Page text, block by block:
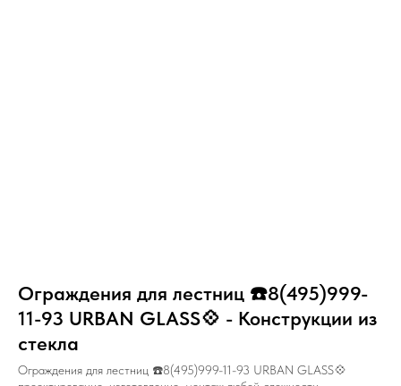
Ограждения для лестниц ☎️8(495)999-
11-93 URBAN GLASS💠 - Конструкции из
стекла
Ограждения для лестниц ☎️8(495)999-11-93 URBAN GLASS💠